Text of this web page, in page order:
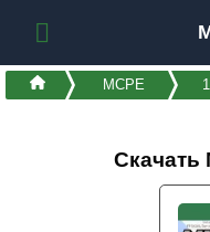
MCPE
Скачать